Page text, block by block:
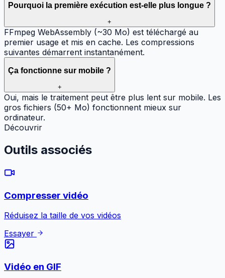
Pourquoi la première exécution est-elle plus longue ?
+
FFmpeg WebAssembly (~30 Mo) est téléchargé au
premier usage et mis en cache. Les compressions
suivantes démarrent instantanément.
Ça fonctionne sur mobile ?
+
Oui, mais le traitement peut être plus lent sur mobile. Les
gros fichiers (50+ Mo) fonctionnent mieux sur
ordinateur.
Découvrir
Outils associés
Compresser vidéo
Réduisez la taille de vos vidéos
Essayer
Vidéo en GIF